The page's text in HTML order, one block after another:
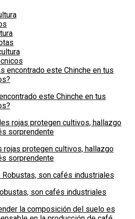
este Chinche en tus
rojas protegen cultivos, hallazgo
sorprendente
son cafés industriales